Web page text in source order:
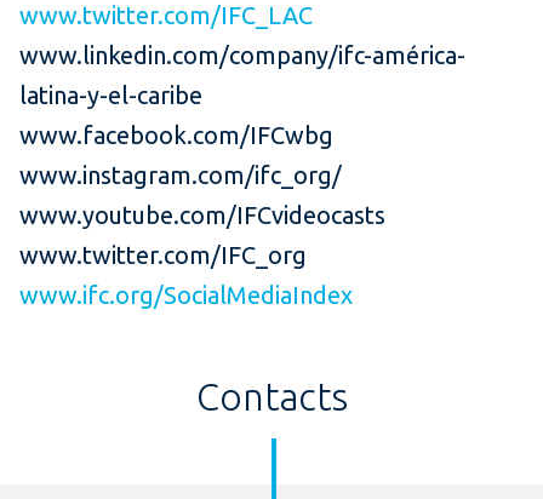
www.twitter.com/IFC_LAC
www.linkedin.com/company/ifc-américa-
latina-y-el-caribe
www.facebook.com/IFCwbg
www.instagram.com/ifc_org/
www.youtube.com/IFCvideocasts
www.twitter.com/IFC_org
www.ifc.org/SocialMediaIndex
Contacts